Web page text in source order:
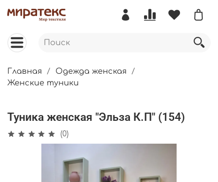
Главная
Одежда женская
Женские туники
Туника женская "Эльза К.П" (154)
(0)